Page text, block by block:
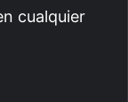
cualquier